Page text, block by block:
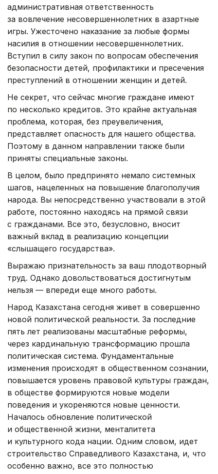
административная ответственность
за вовлечение несовершеннолетних в азартные
игры. Ужесточено наказание за любые формы
насилия в отношении несовершеннолетних.
Вступил в силу закон по вопросам обеспечения
безопасности детей, профилактики и пресечения
преступлений в отношении женщин и детей.
Не секрет, что сейчас многие граждане имеют
по несколько кредитов. Это крайне актуальная
проблема, которая, без преувеличения,
представляет опасность для нашего общества.
Поэтому в данном направлении также были
приняты специальные законы.
В целом, было предпринято немало системных
шагов, нацеленных на повышение благополучия
народа. Вы непосредственно участвовали в этой
работе, постоянно находясь на прямой связи
с гражданами. Все это, безусловно, вносит
важный вклад в реализацию концепции
«слышащего государства».
Выражаю признательность за ваш плодотворный
труд. Однако довольствоваться достигнутым
нельзя — впереди еще много работы.
Народ Казахстана сегодня живет в совершенно
новой политической реальности. За последние
пять лет реализованы масштабные реформы,
через кардинальную трансформацию прошла
политическая система. Фундаментальные
изменения происходят в общественном сознании,
повышается уровень правовой культуры граждан,
в обществе формируются новые модели
поведения и укореняются новые ценности.
Началось обновление политической
и общественной жизни, менталитета
и культурного кода нации. Одним словом, идет
строительство Справедливого Казахстана, и, что
особенно важно, все это полностью